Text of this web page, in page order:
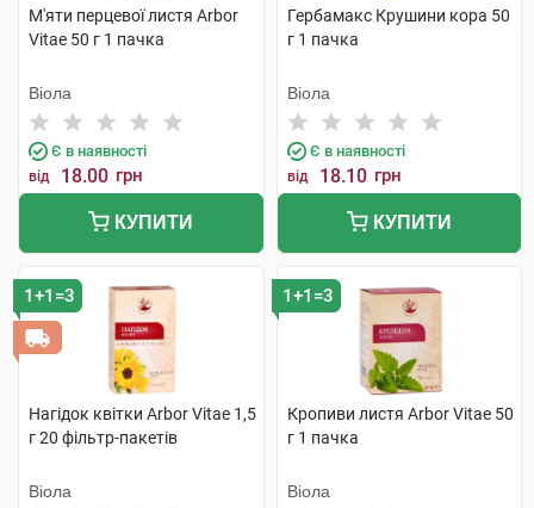
М'яти перцевої листя Arbor
Vitae 50 г 1 пачка
Віола
Є в наявності
від 18.00 грн
КУПИТИ
Гербамакс Крушини кора 50
г 1 пачка
Віола
Є в наявності
від 18.10 грн
КУПИТИ
1+1=3
Нагідок квітки Arbor Vitae 1,5
г 20 фільтр-пакетів
Віола
1+1=3
Кропиви листя Arbor Vitae 50
г 1 пачка
Віола